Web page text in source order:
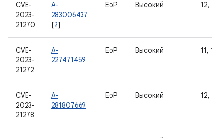
CVE-
2023-
21270
A-
283006437
[2]
EoP Высокий 12,
CVE-
2023-
21272
A-
227471459
EoP Высокий 11,
CVE-
2023-
21278
A-
281807669
EoP Высокий 12,